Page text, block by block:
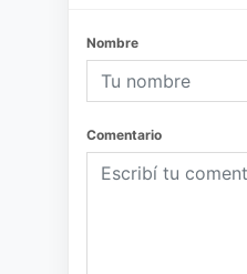
Nombre
Comentario